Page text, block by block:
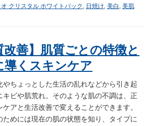
クリスタル ホワイトパック , 日焼け, 美白 , 美肌
改善】肌質ごとの特徴と
導くスキンケア
やちょっとした生活の乱れなどから引き起
キビや肌荒れ。そのような肌の不調は、正
ケアと生活改善で変えることができます。
ためには現在の肌の状態を知り、タイプに